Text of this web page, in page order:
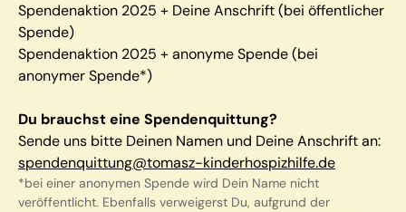
Spendenaktion 2025 + Deine Anschrift (bei öffentlicher
Spende)
Spendenaktion 2025 + anonyme Spende (bei
anonymer Spende*)
Du brauchst eine Spendenquittung?
Sende uns bitte Deinen Namen und Deine Anschrift an:
spendenquittung@tomasz-kinderhospizhilfe.de
*bei einer anonymen Spende wird Dein Name nicht
veröffentlicht. Ebenfalls verweigerst Du, aufgrund der